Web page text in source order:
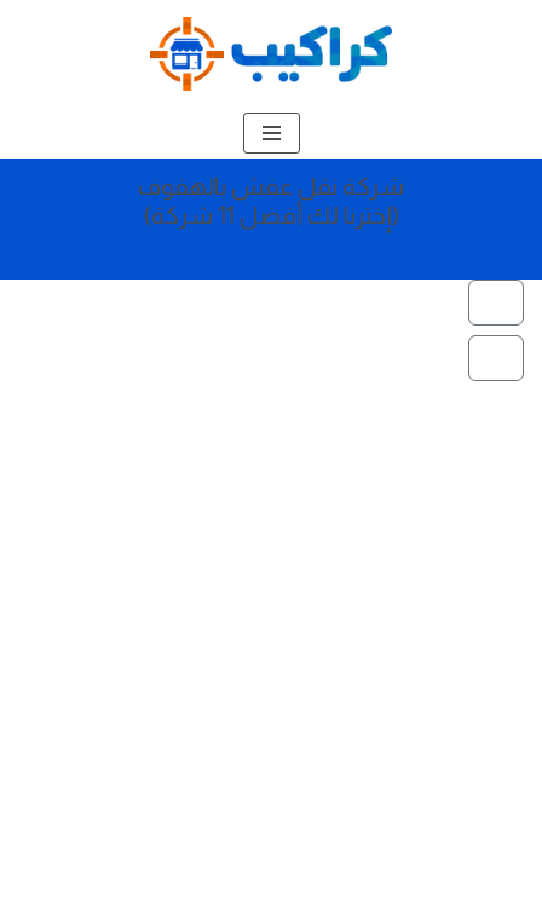
شركة نقل عفش بالهفوف
(إخترنا لك أفضل 11 شركة)